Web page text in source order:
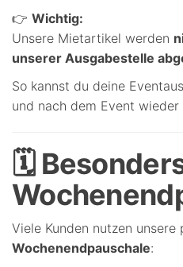
👉 Wichtig:
Unsere Mietartikel werden
unserer Ausgabestelle
So kannst du deine
und nach dem Event wieder
🗓
Viele Kunden nutzen unsere
Wochenendpauschale: